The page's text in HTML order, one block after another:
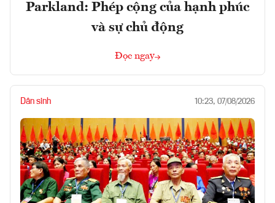
Parkland: Phép cộng của hạnh phúc
và sự chủ động
Đọc ngay
Dân sinh 10:23, 07/08/2026